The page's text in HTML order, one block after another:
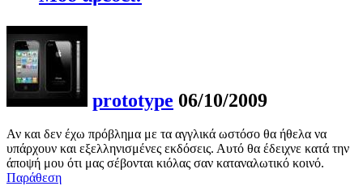
prototype 06/10/2009
Αν και δεν έχω πρόβλημα με τα αγγλικά ωστόσο θα ήθελα να
υπάρχουν και εξελληνισμένες εκδόσεις. Αυτό θα έδειχνε κατά την
άποψή μου ότι μας σέβονται κιόλας σαν καταναλωτικό κοινό.
Παράθεση